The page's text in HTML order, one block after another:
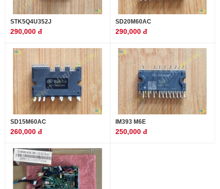
STK5Q4U352J
290,000 đ
SD20M60AC
290,000 đ
SD15M60AC
260,000 đ
IM393 M6E
250,000 đ